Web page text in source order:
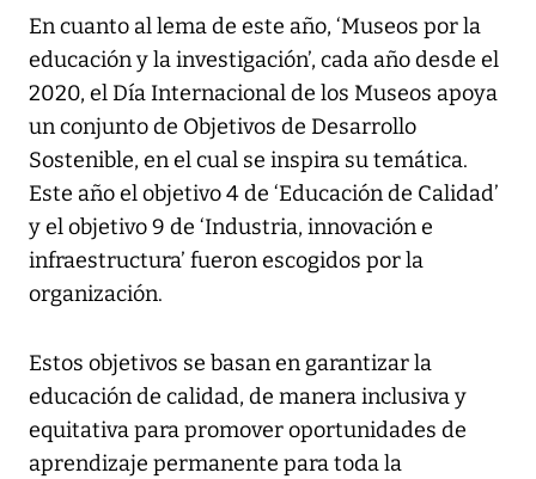
En cuanto al lema de este año, ‘Museos por la
educación y la investigación’, cada año desde el
2020, el Día Internacional de los Museos apoya
un conjunto de Objetivos de Desarrollo
Sostenible, en el cual se inspira su temática.
Este año el objetivo 4 de ‘Educación de Calidad’
y el objetivo 9 de ‘Industria, innovación e
infraestructura’ fueron escogidos por la
organización.
Estos objetivos se basan en garantizar la
educación de calidad, de manera inclusiva y
equitativa para promover oportunidades de
aprendizaje permanente para toda la